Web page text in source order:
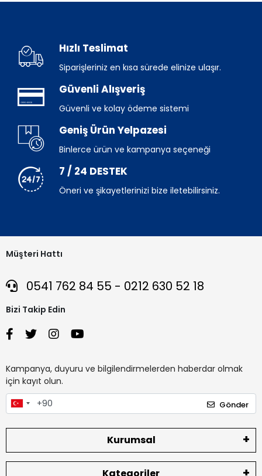
Hızlı Teslimat
Siparişleriniz en kısa sürede elinize ulaşır.
Güvenli Alışveriş
Güvenli ve kolay ödeme sistemi
Geniş Ürün Yelpazesi
Binlerce ürün ve kampanya seçeneği
7 / 24 DESTEK
Öneri ve şikayetlerinizi bize iletebilirsiniz.
Müşteri Hattı
0541 762 84 55 - 0212 630 52 18
Bizi Takip Edin
Kampanya, duyuru ve bilgilendirmelerden haberdar olmak
için kayıt olun.
Gönder
Kurumsal